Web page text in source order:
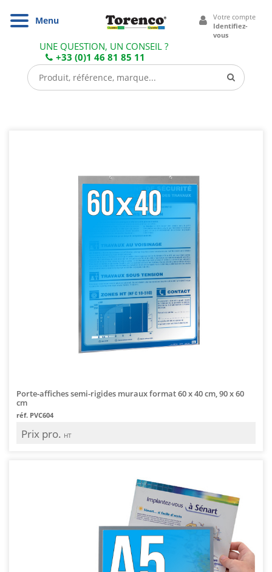
UNE QUESTION, UN CONSEIL ?
+33 (0)1 46 81 85 11
Votre compte
Identifiez-
vous
Navigation
Menu
Porte-affiches semi-rigides muraux format 60 x 40 cm, 90 x 60
cm
réf. PVC604
Prix pro. HT